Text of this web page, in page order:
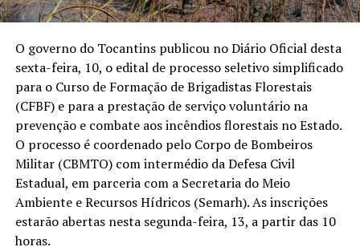
O governo do Tocantins publicou no Diário Oficial desta
sexta-feira, 10, o edital de processo seletivo simplificado
para o Curso de Formação de Brigadistas Florestais
(CFBF) e para a prestação de serviço voluntário na
prevenção e combate aos incêndios florestais no Estado.
O processo é coordenado pelo Corpo de Bombeiros
Militar (CBMTO) com intermédio da Defesa Civil
Estadual, em parceria com a Secretaria do Meio
Ambiente e Recursos Hídricos (Semarh). As inscrições
estarão abertas nesta segunda-feira, 13, a partir das 10
horas.